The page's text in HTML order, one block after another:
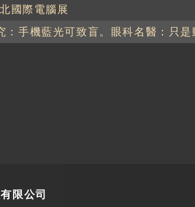
國際電腦展
：手機藍光可致盲。眼科名醫：只是
限公司